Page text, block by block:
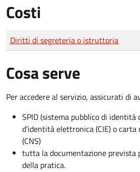
Costi
Tipo di pagamento
Importo
Diritti di segreteria o istruttoria
Cosa serve
Per accedere al servizio, assicurati di
SPID (sistema pubblico di identità
d’identità elettronica (CIE) o
(CNS)
tutta la documentazione prevista
della pratica.